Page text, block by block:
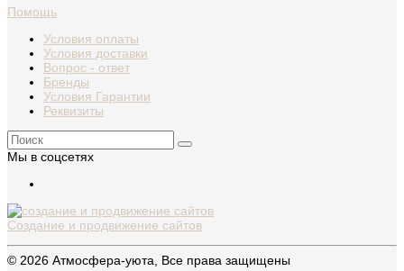
Помощь
Условия оплаты
Условия доставки
Вопрос - ответ
Бренды
Условия Гарантии
Реквизиты
Мы в соцсетях
Создание и продвижение сайтов
© 2026 Атмосфера-уюта, Все права защищены